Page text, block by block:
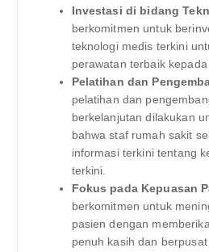
Investasi di bidang
berkomitmen untuk
teknologi medis terkini
perawatan terbaik kepada
Pelatihan dan
pelatihan dan
berkelanjutan dilakukan
bahwa staf rumah sakit
informasi terkini tentang
terkini.
Fokus pada Kepuasan
berkomitmen untuk
pasien dengan
penuh kasih dan berpusat